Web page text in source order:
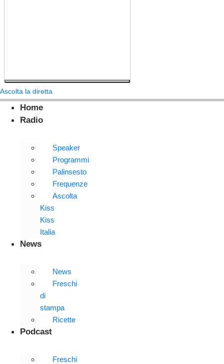
Ascolta la diretta
Home
Radio
Speaker
Programmi
Palinsesto
Frequenze
Ascolta
Kiss
Kiss
Italia
News
News
Freschi
di
stampa
Ricette
Podcast
Freschi